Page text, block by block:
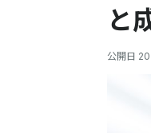
と
公開日